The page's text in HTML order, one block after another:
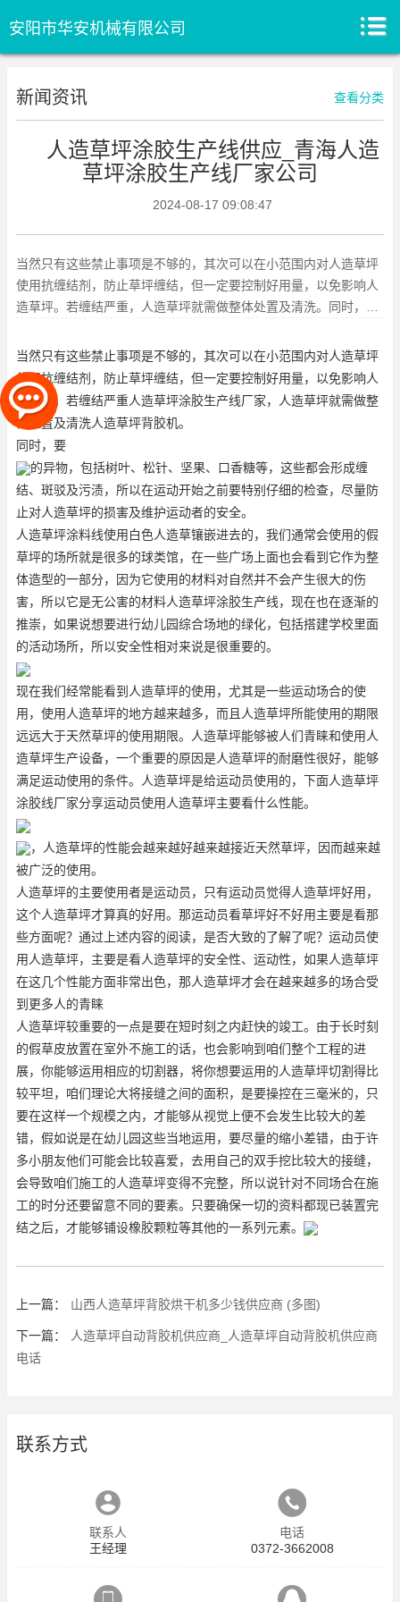
安阳市华安机械有限公司
新闻资讯 查看分类
人造草坪涂胶生产线供应_青海人造
草坪涂胶生产线厂家公司
2024-08-17 09:08:47
当然只有这些禁止事项是不够的，其次可以在小范围内对人造草坪
使用抗缠结剂，防止草坪缠结，但一定要控制好用量，以免影响人
造草坪。若缠结严重，人造草坪就需做整体处置及清洗。同时，要
当然只有这些禁止事项是不够的，其次可以在小范围内对人造草坪
使用抗缠结剂，防止草坪缠结，但一定要控制好用量，以免影响人
造草坪。若缠结严重人造草坪涂胶生产线厂家，人造草坪就需做整
体处置及清洗人造草坪背胶机。
同时，要
的异物，包括树叶、松针、坚果、口香糖等，这些都会形成缠
结、斑驳及污渍，所以在运动开始之前要特别仔细的检查，尽量防
止对人造草坪的损害及维护运动者的安全。
人造草坪涂料线使用白色人造草镶嵌进去的，我们通常会使用的假
草坪的场所就是很多的球类馆，在一些广场上面也会看到它作为整
体造型的一部分，因为它使用的材料对自然并不会产生很大的伤
害，所以它是无公害的材料人造草坪涂胶生产线，现在也在逐渐的
推崇，如果说想要进行幼儿园综合场地的绿化，包括搭建学校里面
的活动场所，所以安全性相对来说是很重要的。
现在我们经常能看到人造草坪的使用，尤其是一些运动场合的使
用，使用人造草坪的地方越来越多，而且人造草坪所能使用的期限
远远大于天然草坪的使用期限。人造草坪能够被人们青睐和使用 人
造草坪生产设备，一个重要的原因是人造草坪的耐磨性很好，能够
满足运动使用的条件。人造草坪是给运动员使用的，下面人造草坪
涂胶线厂家分享运动员使用人造草坪主要看什么性能。
，人造草坪的性能会越来越好越来越接近天然草坪，因而越来越
被广泛的使用。
人造草坪的主要使用者是运动员，只有运动员觉得人造草坪好用，
这个人造草坪才算真的好用。那运动员看草坪好不好用主要是看那
些方面呢？通过上述内容的阅读，是否大致的了解了呢？运动员使
用人造草坪，主要是看人造草坪的安全性、运动性，如果人造草坪
在这几个性能方面非常出色，那人造草坪才会在越来越多的场合受
到更多人的青睐
人造草坪较重要的一点是要在短时刻之内赶快的竣工。由于长时刻
的假草皮放置在室外不施工的话，也会影响到咱们整个工程的进
展，你能够运用相应的切割器，将你想要运用的人造草坪切割得比
较平坦，咱们理论大将接缝之间的面积，是要操控在三毫米的，只
要在这样一个规模之内，才能够从视觉上便不会发生比较大的差
错，假如说是在幼儿园这些当地运用，要尽量的缩小差错，由于许
多小朋友他们可能会比较喜爱，去用自己的双手挖比较大的接缝，
会导致咱们施工的人造草坪变得不完整，所以说针对不同场合在施
工的时分还要留意不同的要素。只要确保一切的资料都现已装置完
结之后，才能够铺设橡胶颗粒等其他的一系列元素。
上一篇： 山西人造草坪背胶烘干机多少钱供应商 (多图)
下一篇：
人造草坪自动背胶机供应商_人造草坪自动背胶机供应商
电话
联系方式
联系人
王经理
电话
0372-3662008